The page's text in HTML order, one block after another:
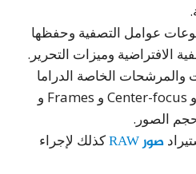
عوامل التصفية وحفظها
الافتراضية وميزات التحرير.
والمرشحات الخاصة الدراما
وGrunge و Vintage و Center-focus و Frames و
صور RAW
كذلك لإجراء